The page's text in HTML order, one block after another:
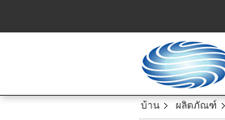
บ้าน ผลิตภัณฑ์